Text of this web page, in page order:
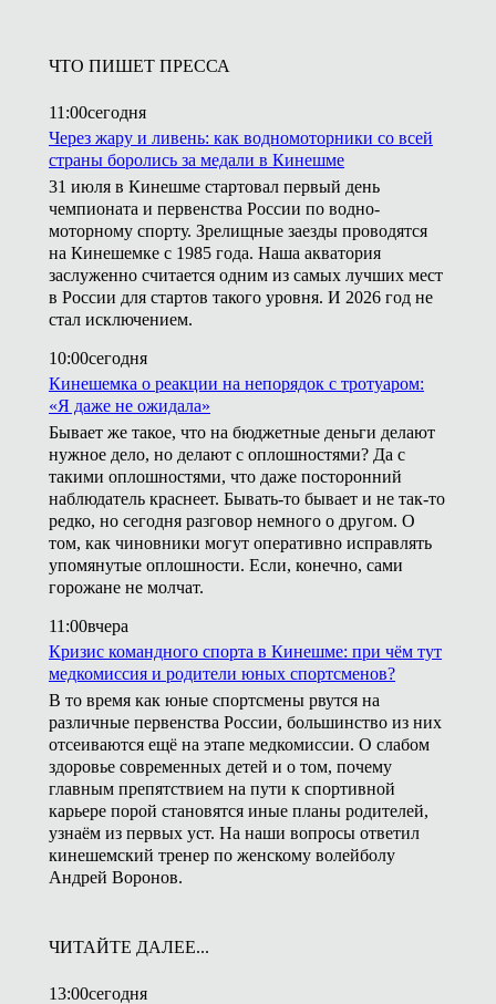
ЧТО ПИШЕТ ПРЕССА
11:00сегодня
Через жару и ливень: как водномоторники со всей
страны боролись за медали в Кинешме
31 июля в Кинешме стартовал первый день
чемпионата и первенства России по водно-
моторному спорту. Зрелищные заезды проводятся
на Кинешемке с 1985 года. Наша акватория
заслуженно считается одним из самых лучших мест
в России для стартов такого уровня. И 2026 год не
стал исключением.
10:00сегодня
Кинешемка о реакции на непорядок с тротуаром:
«Я даже не ожидала»
Бывает же такое, что на бюджетные деньги делают
нужное дело, но делают с оплошностями? Да с
такими оплошностями, что даже посторонний
наблюдатель краснеет. Бывать-то бывает и не так-то
редко, но сегодня разговор немного о другом. О
том, как чиновники могут оперативно исправлять
упомянутые оплошности. Если, конечно, сами
горожане не молчат.
11:00вчера
Кризис командного спорта в Кинешме: при чём тут
медкомиссия и родители юных спортсменов?
В то время как юные спортсмены рвутся на
различные первенства России, большинство из них
отсеиваются ещё на этапе медкомиссии. О слабом
здоровье современных детей и о том, почему
главным препятствием на пути к спортивной
карьере порой становятся иные планы родителей,
узнаём из первых уст. На наши вопросы ответил
кинешемский тренер по женскому волейболу
Андрей Воронов.
ЧИТАЙТЕ ДАЛЕЕ...
13:00сегодня